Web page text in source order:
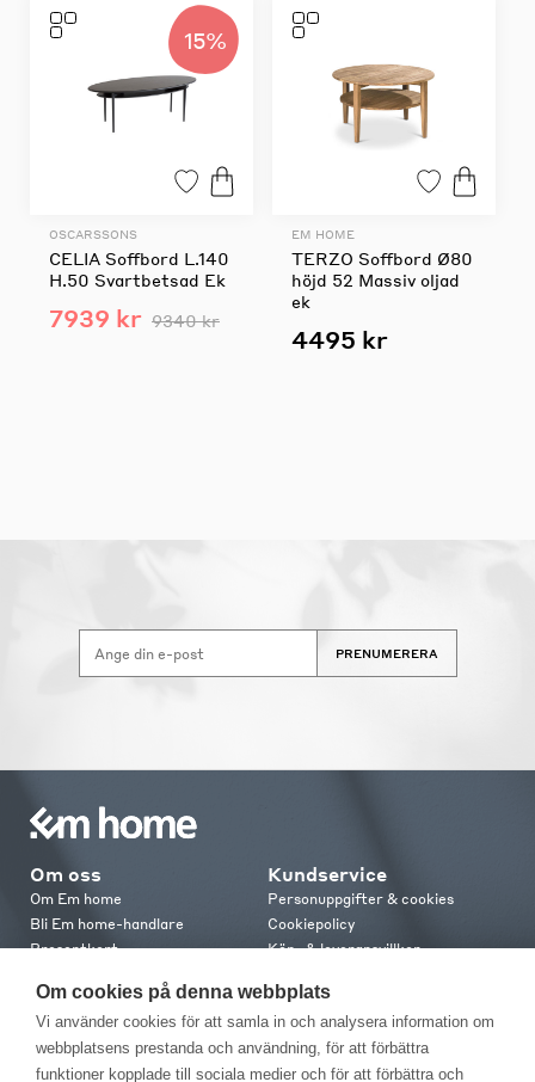
Om cookies på denna webbplats
Vi använder cookies för att samla in och analysera information om
webbplatsens prestanda och användning, för att förbättra
funktioner kopplade till sociala medier och för att förbättra och
15%
OSCARSSONS
CELIA Soffbord L.140
H.50 Svartbetsad Ek
7939 kr 9340 kr
EM HOME
TERZO Soffbord Ø80
höjd 52 Massiv oljad
ek
4495 kr
PRENUMERERA
Om oss
Om Em home
Bli Em home-handlare
Presentkort
Em home Club
Medlemsvillkor
Kundservice
Personuppgifter & cookies
Cookiepolicy
Köp- & leveransvillkor
Retur & reklamation